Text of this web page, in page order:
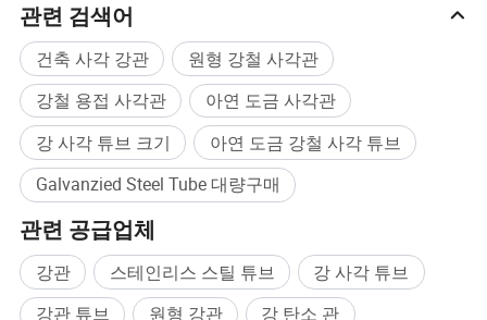
관련 검색어
건축 사각 강관
원형 강철 사각관
강철 용접 사각관
아연 도금 사각관
강 사각 튜브 크기
아연 도금 강철 사각 튜브
Galvanzied Steel Tube 대량구매
관련 공급업체
강관 스테인리스 스틸 튜브
강 사각 튜브
강관 튜브
원형 강관 강 탄소 관